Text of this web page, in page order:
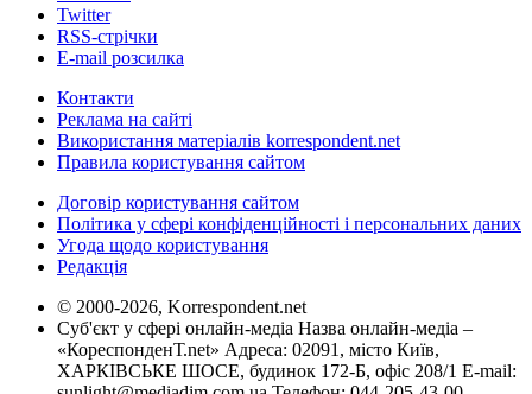
Twitter
RSS-стрічки
E-mail розсилка
Контакти
Реклама на сайті
Використання матеріалів korrespondent.net
Правила користування сайтом
Договір користування сайтом
Політика у сфері конфіденційності і персональних даних
Угода щодо користування
Редакція
© 2000-2026, Korrespondent.net
Суб'єкт у сфері онлайн-медіа Назва онлайн-медіа –
«КореспонденТ.net» Адреса: 02091, місто Київ,
ХАРКІВСЬКЕ ШОСЕ, будинок 172-Б, офіс 208/1 E-mail: